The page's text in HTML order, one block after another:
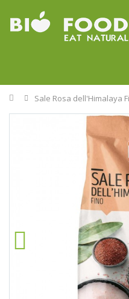
Home
Sale Rosa dell'Himalaya